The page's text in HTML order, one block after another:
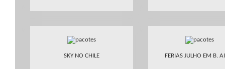
SKY NO CHILE FERIAS JULHO EM B.